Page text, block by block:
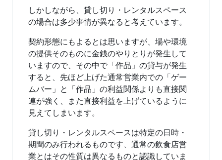
しかしながら、貸し切り・レンタルスペース
の場合は多少事情が異なると考えています。
契約形態にもよるとは思いますが、場や環境
の提供そのものに金銭のやりとりが発生して
いますので、その中で「作品」の貸与が発生
すると、先ほど上げた通常営業内での「ゲー
ムバー」と「作品」の利益関係よりも直接関
連が強く、また直接利益を上げているように
見えてしまいます。
貸し切り・レンタルスペースは特定の日時・
期間のみ行われるものです、通常の飲食店営
業とはその性質は異なるものと認識していま